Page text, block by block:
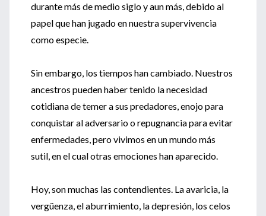
durante más de medio siglo y aun más, debido al
papel que han jugado en nuestra supervivencia
como especie.
Sin embargo, los tiempos han cambiado. Nuestros
ancestros pueden haber tenido la necesidad
cotidiana de temer a sus predadores, enojo para
conquistar al adversario o repugnancia para evitar
enfermedades, pero vivimos en un mundo más
sutil, en el cual otras emociones han aparecido.
Hoy, son muchas las contendientes. La avaricia, la
vergüenza, el aburrimiento, la depresión, los celos